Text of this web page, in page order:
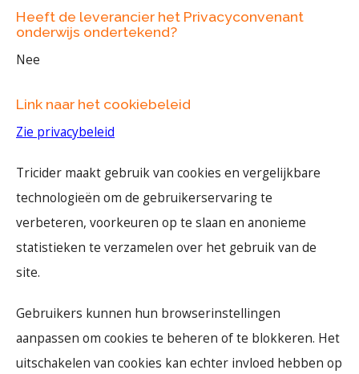
Heeft de leverancier het Privacyconvenant
onderwijs ondertekend?
Nee
Link naar het cookiebeleid
Zie privacybeleid
Tricider maakt gebruik van cookies en vergelijkbare
technologieën om de gebruikerservaring te
verbeteren, voorkeuren op te slaan en anonieme
statistieken te verzamelen over het gebruik van de
site.
Gebruikers kunnen hun browserinstellingen
aanpassen om cookies te beheren of te blokkeren. Het
uitschakelen van cookies kan echter invloed hebben op